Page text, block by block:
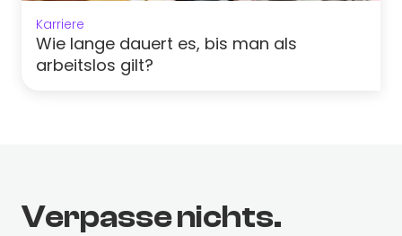
Karriere
Wie lange dauert es, bis man als
arbeitslos gilt?
Verpasse nichts.